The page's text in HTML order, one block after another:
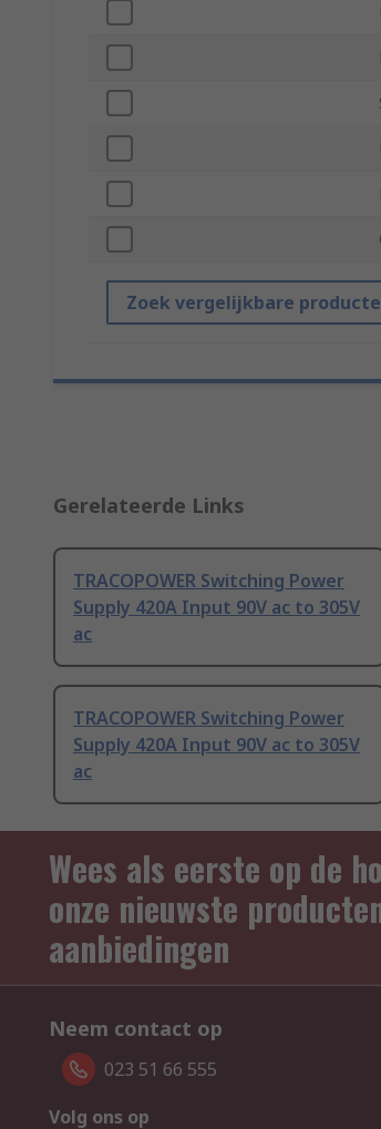
Zoek vergelijkbare
Gerelateerde Links
TRACOPOWER Switching Power
Supply 420A Input 90V ac to 305V
ac
TRACOPOWER Switching Power
Supply 420A Input 90V ac to 305V
ac
Wees als eerste op de
onze nieuwste
aanbiedingen
Neem contact op
023 51 66 555
Volg ons op